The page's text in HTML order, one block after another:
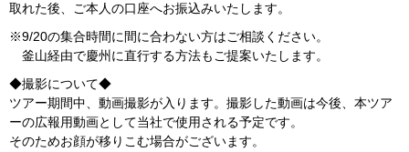
取れた後、ご本人の口座へお振込みいたします。
※9/20の集合時間に間に合わない方はご相談ください。
釜山経由で慶州に直行する方法もご提案いたします。
◆撮影について◆
ツアー期間中、動画撮影が入ります。撮影した動画は今後、本ツア
ーの広報用動画として当社で使用される予定です。
そのためお顔が移りこむ場合がございます。